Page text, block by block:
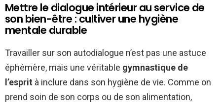
Mettre le dialogue intérieur au service de
son bien-être : cultiver une hygiène
mentale durable
Travailler sur son autodialogue n’est pas une astuce
éphémère, mais une véritable gymnastique de
l’esprit à inclure dans son hygiène de vie. Comme on
prend soin de son corps ou de son alimentation,